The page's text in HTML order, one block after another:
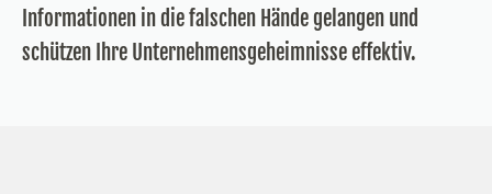
Informationen in die falschen Hände gelangen und
schützen Ihre Unternehmensgeheimnisse effektiv.